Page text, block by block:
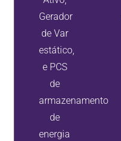
Gerador
de Var
estático,
e PCS
de
armazenamento
de
energia